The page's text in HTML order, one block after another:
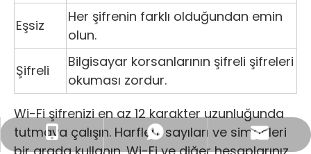
Eşsiz
Her şifrenin farklı olduğundan emin
olun.
Şifreli
Bilgisayar korsanlarının şifreli şifreleri
okuması zordur.
Wi-Fi şifrenizi en az 12 karakter uzunluğunda
tutmaya çalışın. Harfleri, sayıları ve simgeleri
+86- 13923714138
+86 13923714138
İş E-postası: sales@lb-link.com